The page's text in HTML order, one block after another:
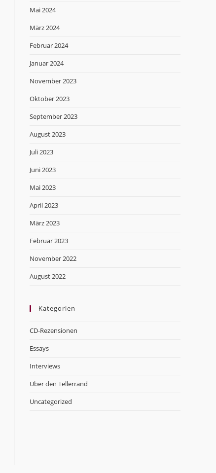
Mai 2024
März 2024
Februar 2024
Januar 2024
November 2023
Oktober 2023
September 2023
August 2023
Juli 2023
Juni 2023
Mai 2023
April 2023
März 2023
Februar 2023
November 2022
August 2022
Kategorien
CD-Rezensionen
Essays
Interviews
Über den Tellerrand
Uncategorized